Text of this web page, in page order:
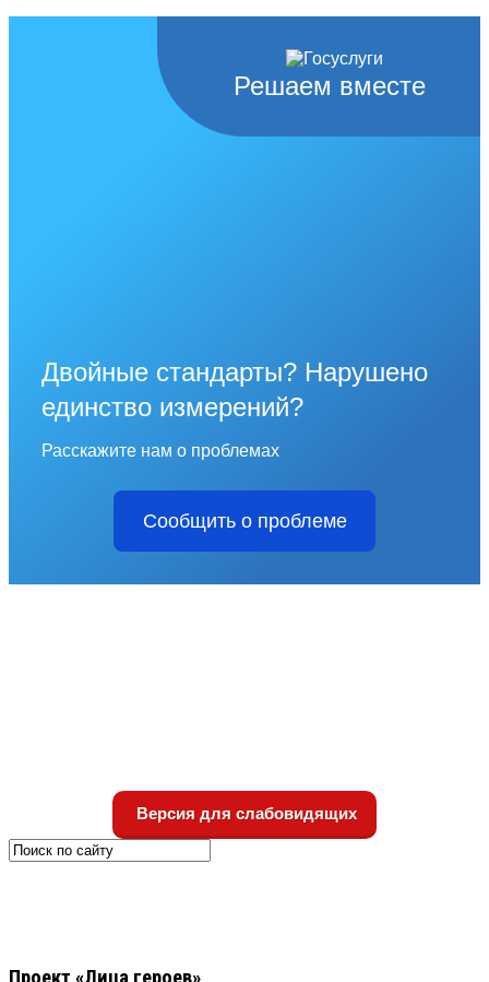
Решаем вместе
Двойные стандарты? Нарушено
единство измерений?
Расскажите нам о проблемах
Сообщить о проблеме
Версия для слабовидящих